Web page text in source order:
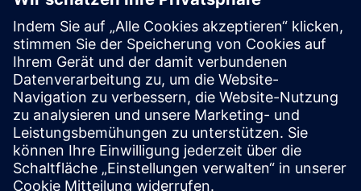
SIMATIC PCS neo
Webbasiertes Prozessleitsystem mit objektorientierter
Datenverwaltung.
Erkunden Sie SIMATIC PCS neo